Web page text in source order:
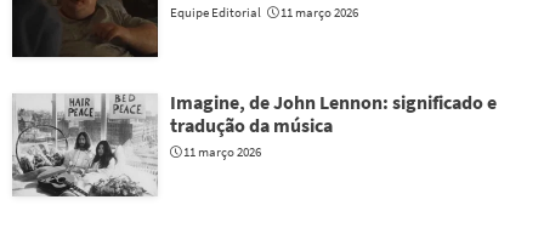
Equipe Editorial 11 março 2026
Imagine, de John Lennon: significado e
tradução da música
11 março 2026